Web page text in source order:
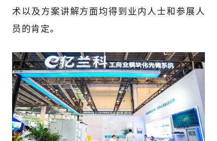
术以及方案讲解方面均得到业内人士和参展人
员的肯定。